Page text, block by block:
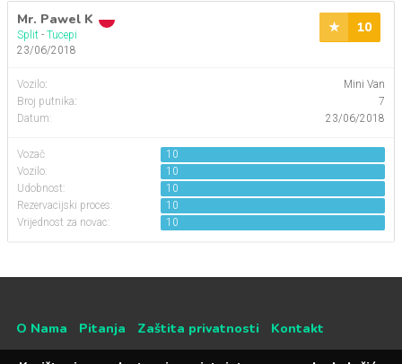
Mr. Pawel K
Split - Tucepi
23/06/2018
Vozilo:
Mini Van
Broj putnika:
7
Datum:
23/06/2018
Vozač
10
Vozilo:
10
Udobnost:
10
Rezervacijski proces:
10
Vrijednost za novac:
10
10
O Nama Pitanja Zaštita privatnosti Kontakt